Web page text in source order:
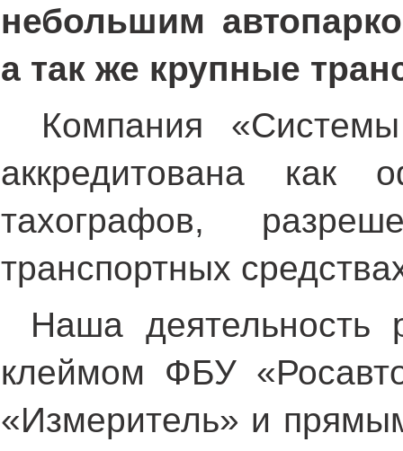
небольшим
а так же крупные
Компания
аккредитована как
тахографов,
транспортных
Наша деятельность
клеймом ФБУ
«Измеритель» и